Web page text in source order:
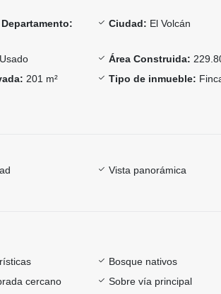
Ciudad: El Volcán
Usado Área Construida:
201 m² Tipo de inmueble:
Vista panorámica
Bosque nativos
cercano
Sobre vía principal